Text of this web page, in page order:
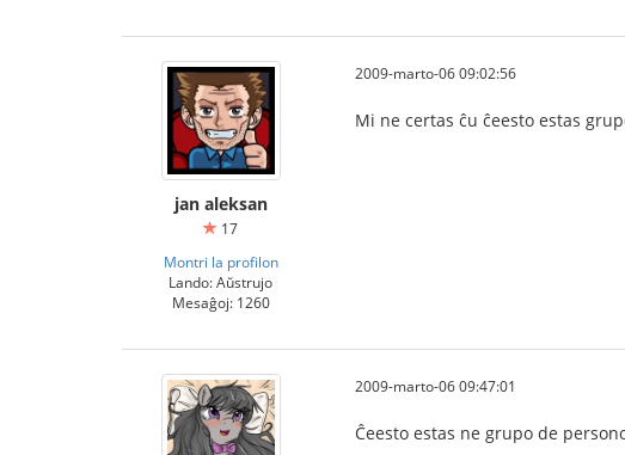
jan aleksan
17
Montri la profilon
Lando: Aŭstrujo
Mesaĝoj: 1260
2009-marto-06 09:02:56
Mi ne certas ĉu ĉeesto estas
2009-marto-06 09:47:01
Ĉeesto estas ne grupo de